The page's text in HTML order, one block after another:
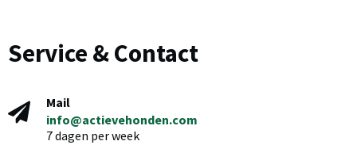
Service & Contact
Mail
info@actievehonden.com
7 dagen per week